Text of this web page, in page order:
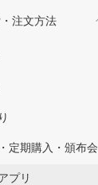
注文方法
定期購入・頒布会
プリ